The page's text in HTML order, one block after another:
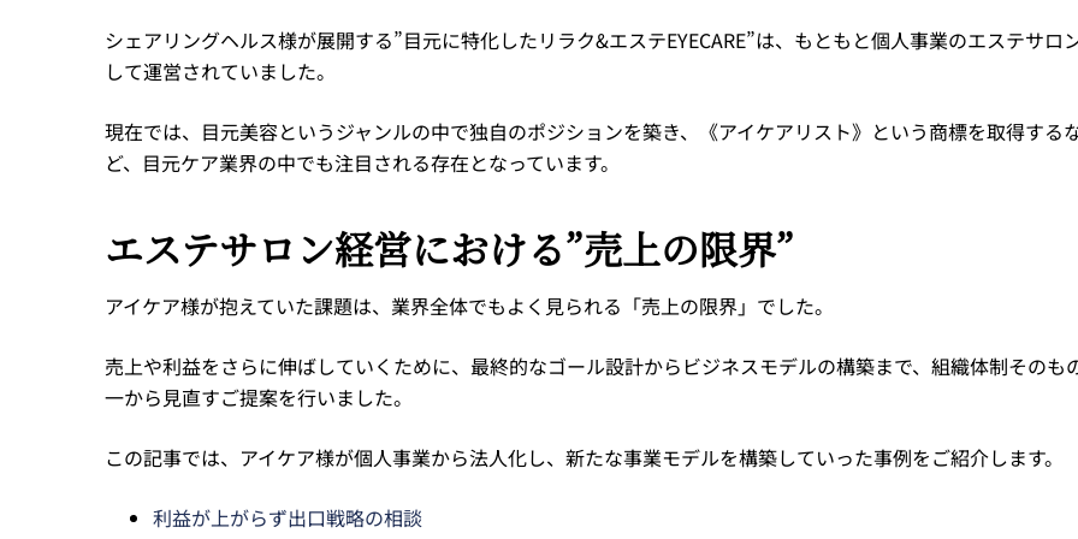
シェアリングヘルス様が展開する”目元に特化したリラク&エステEYECARE”は、もともと個人事業のエステサロ
して運営されていました。
現在では、目元美容というジャンルの中で独自のポジションを築き、《アイケアリスト》という商標を取得する
ど、目元ケア業界の中でも注目される存在となっています。
エステサロン経営における”売上の限界”
アイケア様が抱えていた課題は、業界全体でもよく見られる「売上の限界」でした。
売上や利益をさらに伸ばしていくために、最終的なゴール設計からビジネスモデルの構築まで、組織体制そのも
一から見直すご提案を行いました。
この記事では、アイケア様が個人事業から法人化し、新たな事業モデルを構築していった事例をご紹介します。
利益が上がらず出口戦略の相談